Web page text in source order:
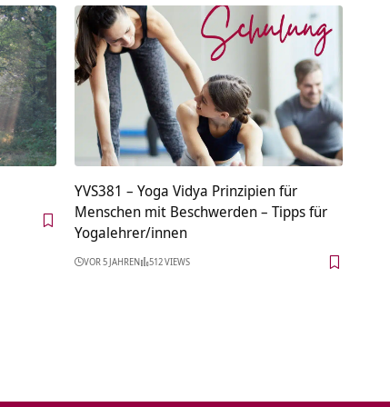
YVS381 – Yoga Vidya Prinzipien für
Menschen mit Beschwerden – Tipps für
Yogalehrer/innen
VOR 5 JAHREN 512 VIEWS